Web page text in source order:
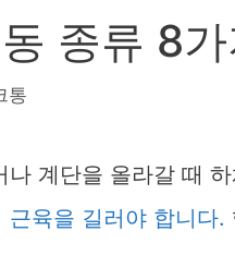
종류 8
통
나 계단을 올라갈 때
육을 길러야 합니다.